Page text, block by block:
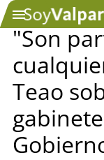
SOYTV
Podcast
Actualidad
"Son
Teao